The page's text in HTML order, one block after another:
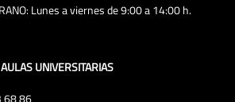
Lunes a viernes de 9:00 a 14:00 h.
AULAS UNIVERSITARIAS
68 86